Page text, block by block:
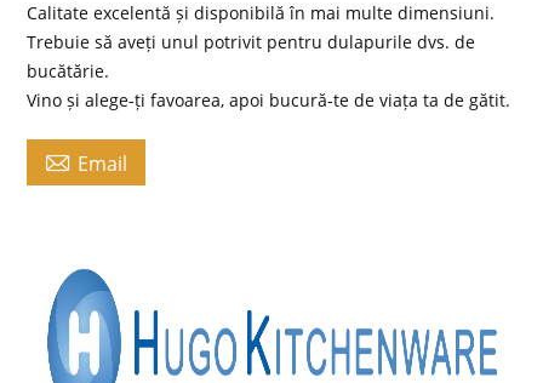
Calitate excelentă și disponibilă în mai multe dimensiuni.
Trebuie să aveți unul potrivit pentru dulapurile dvs. de
bucătărie.
Vino și alege-ți favoarea, apoi bucură-te de viața ta de gătit.
 Email